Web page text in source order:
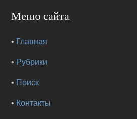
Меню сайта
• Главная
• Рубрики
• Поиск
• Контакты